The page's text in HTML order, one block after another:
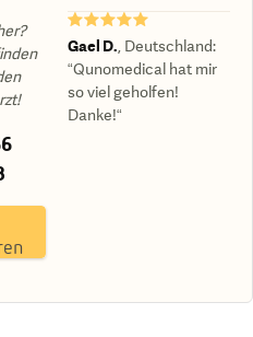
★★★★★
Gael D. Deutschland:
“Qunomedical hat mir
so viel geholfen!
Danke!“